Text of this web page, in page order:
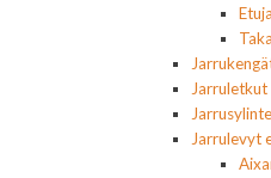
Jarruletkut
Jarrulevyt